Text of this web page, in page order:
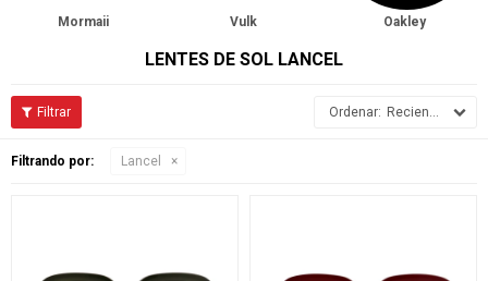
Mormaii Vulk Oakley
LENTES DE SOL LANCEL
Recientes
Filtrando por: Lancel